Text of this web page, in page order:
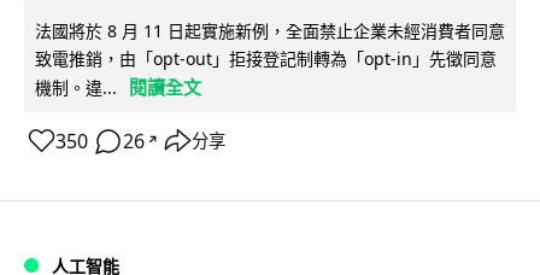
法國將於 8 月 11 日起實施新例，全面禁止企業未經消費者同意
致電推銷，由「opt-out」拒接登記制轉為「opt-in」先徵同意
機制。違...
閱讀全文
350 26 ↗ 分享
人工智能